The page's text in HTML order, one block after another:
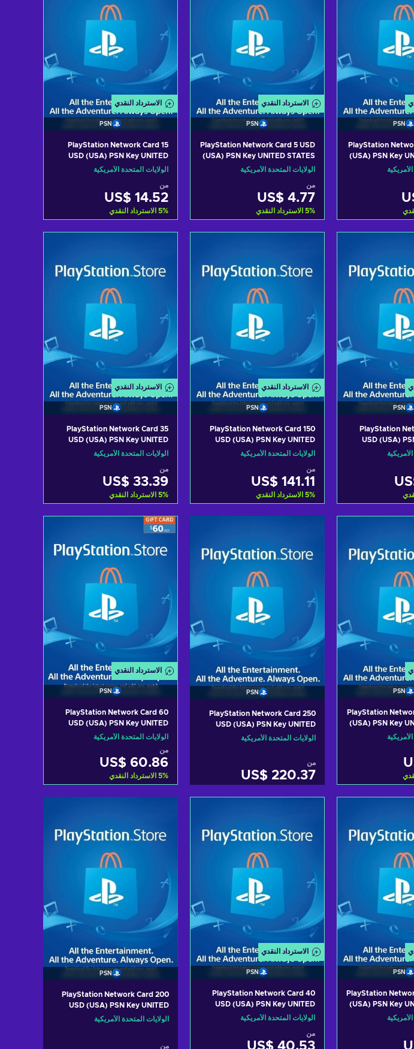
PSN
PlayStation
(USA) PSN Key
الاسترداد النقدي
PSN
PlayStation Network Card 5 USD
(USA) PSN Key UNITED STATES
الولايات المتحدة الأمريكية
من
US$ 4.77
5% الاسترداد النقدي
الاسترداد النقدي
PSN
PlayStation Network Card 15
USD (USA) PSN Key UNITED
STATES
الولايات المتحدة الأمريكية
من
US$ 14.52
5% الاسترداد النقدي
PSN
PlayStation
USD (USA)
الاسترداد النقدي
PSN
PlayStation Network Card 150
USD (USA) PSN Key UNITED
STATES
الولايات المتحدة الأمريكية
من
US$ 141.11
5% الاسترداد النقدي
الاسترداد النقدي
PSN
PlayStation Network Card 35
USD (USA) PSN Key UNITED
STATES
الولايات المتحدة الأمريكية
من
US$ 33.39
5% الاسترداد النقدي
أضف إلى سلة التسوق
View offers
PSN
PlayStation
(USA) PSN Key
PSN
PlayStation Network Card 250
USD (USA) PSN Key UNITED
STATES
الولايات المتحدة الأمريكية
من
US$ 220.37
الاسترداد النقدي
PSN
PlayStation Network Card 60
USD (USA) PSN Key UNITED
STATES
الولايات المتحدة الأمريكية
من
US$ 60.86
5% الاسترداد النقدي
PSN
PlayStation
(USA) PSN Key
الاسترداد النقدي
PSN
PlayStation Network Card 40
USD (USA) PSN Key UNITED
STATES
الولايات المتحدة الأمريكية
من
PSN
PlayStation Network Card 200
USD (USA) PSN Key UNITED
STATES
الولايات المتحدة الأمريكية
من